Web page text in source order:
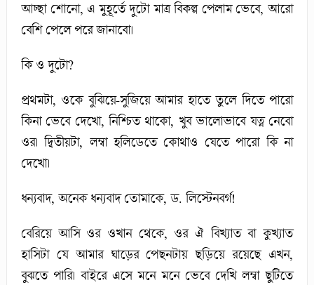
আচ্ছা শোনো, এ মুহূর্তে দুটো মাত্র বিকল্প পেলাম ভেবে, আরো
বেশি পেলে পরে জানাবো।
কি ও দুটো?
প্রথমটা, ওকে বুঝিয়ে-সুজিয়ে আমার হাতে তুলে দিতে পারো
কিনা ভেবে দেখো, নিশ্চিত থাকো, খুব ভালোভাবে যত্ন নেবো
ওর। দ্বিতীয়টা, লম্বা হলিডেতে কোথাও যেতে পারো কি না
দেখো।
ধন্যবাদ, অনেক ধন্যবাদ তোমাকে, ড. লিস্টেনবর্গ!
বেরিয়ে আসি ওর ওখান থেকে, ওর ঐ বিখ্যাত বা কুখ্যাত
হাসিটা যে আমার ঘাড়ের পেছনটায় ছড়িয়ে রয়েছে এখন,
বুঝতে পারি। বাইরে এসে মনে মনে ভেবে দেখি লম্বা ছুটিতে